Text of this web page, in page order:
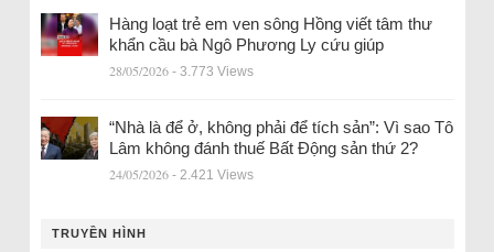
Hàng loạt trẻ em ven sông Hồng viết tâm thư
khẩn cầu bà Ngô Phương Ly cứu giúp
28/05/2026 - 3.773 Views
“Nhà là để ở, không phải để tích sản”: Vì sao Tô
Lâm không đánh thuế Bất Động sản thứ 2?
24/05/2026 - 2.421 Views
TRUYỀN HÌNH